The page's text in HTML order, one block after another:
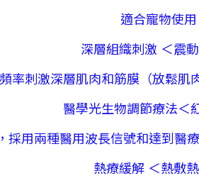
適合寵物使用
深層組織刺激 ＜震
率刺激深層肌肉和筋膜（放鬆肌
醫學光生物調節療法＜
採用兩種醫用波長信號和達到醫
熱療緩解 ＜熱敷